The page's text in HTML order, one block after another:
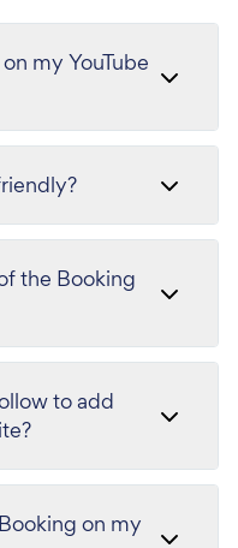
my YouTube
the Booking
to add
on my